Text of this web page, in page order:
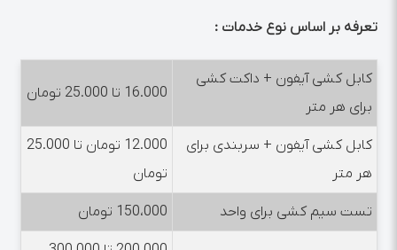
تعرفه بر اساس نوع خدمات :
کابل کشی آیفون + داکت کشی
برای هر متر
16.000 تا 25.000 تومان
کابل کشی آیفون + سربندی برای
هر متر
12.000 تومان تا 25.000
تومان
تست سیم کشی برای واحد 150،000 تومان